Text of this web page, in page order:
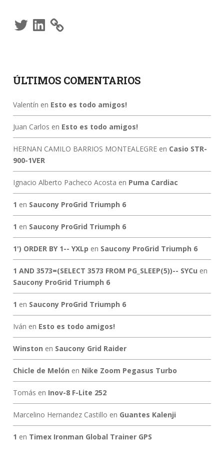
TwitterLinkedIn
ÚLTIMOS COMENTARIOS
Valentín en Esto es todo amigos!
Juan Carlos en Esto es todo amigos!
HERNAN CAMILO BARRIOS MONTEALEGREen Casio STR-
900-1VER
Ignacio Alberto Pacheco Acosta en Puma Cardiac
1 en Saucony ProGrid Triumph 6
1 en Saucony ProGrid Triumph 6
1') ORDER BY 1-- YXLp en Saucony ProGrid Triumph 6
1 AND 3573=(SELECT 3573 FROM PG_SLEEP(5))-- SYCu en
Saucony ProGrid Triumph 6
1 en Saucony ProGrid Triumph 6
Iván en Esto es todo amigos!
Winston en Saucony Grid Raider
Chicle de Melón en Nike Zoom Pegasus Turbo
Tomás en Inov-8 F-Lite 252
Marcelino Hernandez Castillo en Guantes Kalenji
1 en Timex Ironman Global Trainer GPS